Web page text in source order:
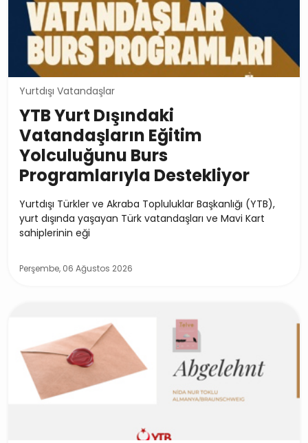
Yurtdışı Vatandaşlar
YTB Yurt Dışındaki
Vatandaşların Eğitim
Yolculuğunu Burs
Programlarıyla Destekliyor
Yurtdışı Türkler ve Akraba Topluluklar Başkanlığı (YTB),
yurt dışında yaşayan Türk vatandaşları ve Mavi Kart
sahiplerinin eği
Perşembe, 06 Ağustos 2026